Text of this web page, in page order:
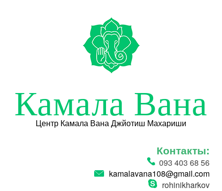
Камала Вана
Центр Камала Вана Джйотиш Махариши
Контакты:
093 403 68 56
kamalavana108@gmail.com
rohinikharkov